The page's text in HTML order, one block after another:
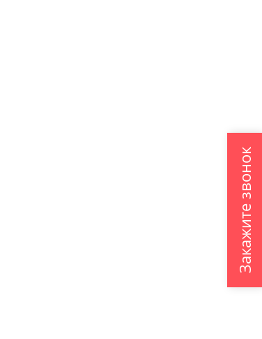
Закажите звонок